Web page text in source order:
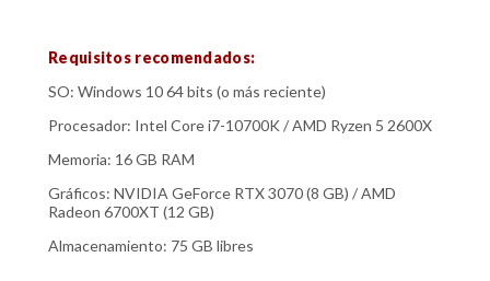
Requisitos recomendados:
SO: Windows 10 64 bits (o más reciente)
Procesador: Intel Core i7-10700K / AMD Ryzen 5 2600X
Memoria: 16 GB RAM
Gráficos: NVIDIA GeForce RTX 3070 (8 GB) / AMD
Radeon 6700XT (12 GB)
Almacenamiento: 75 GB libres